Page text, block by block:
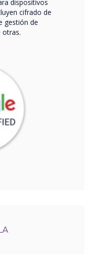
dispositivos
cifrado de
gestión de
otras.